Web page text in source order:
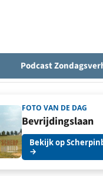
Podcast
FOTO VAN DE DAG
Bevrijdingslaan
Bekijk op
→